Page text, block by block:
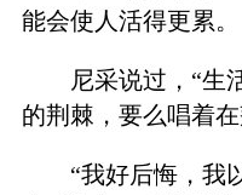
能会使人活得更累。
尼采说过，“生
的荆棘，要么唱着
“我好后悔，我